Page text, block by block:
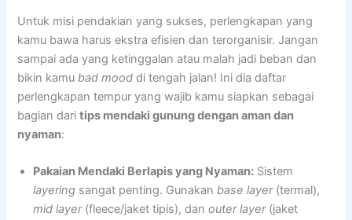
Untuk misi pendakian yang sukses, perlengkapan yang
kamu bawa harus ekstra efisien dan terorganisir. Jangan
sampai ada yang ketinggalan atau malah jadi beban dan
bikin kamubad mood di tengah jalan! Ini dia daftar
perlengkapan tempur yang wajib kamu siapkan sebagai
bagian daritips mendaki gunung dengan aman dan
nyaman:
Pakaian Mendaki Berlapis yang Nyaman: Sistem
layering sangat penting. Gunakanbase layer(termal),
mid layer(fleece/jaket tipis), danouter layer(jaket